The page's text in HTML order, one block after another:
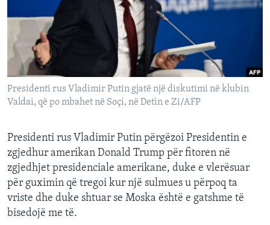
INTERVISTA
DITARI
Presidenti rus Vladimir Putin gjatë një diskutimi në klubin
Valdai, që po mbahet në Soçi, në Detin e Zi/AFP
Presidenti rus Vladimir Putin përgëzoi Presidentin e
zgjedhur amerikan Donald Trump për fitoren në
zgjedhjet presidenciale amerikane, duke e vlerësuar
për guximin që tregoi kur një sulmues u përpoq ta
vriste dhe duke shtuar se Moska është e gatshme të
bisedojë me të.